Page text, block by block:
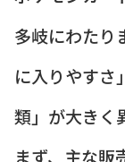
多岐にわたり
に入りやすさ
類」が大きく
まず、主な販